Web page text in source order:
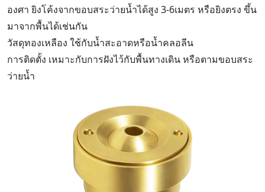
องศา ยิงโค้งจากขอบสระว่ายน้ำได้สูง 3-6เมตร หรือยิงตรง ขึ้น
มาจากพื้นได้เช่นกัน
วัสดุทองเหลือง ใช้กับน้ำสะอาดหรือน้ำคลอลีน
การติดตั้ง เหมาะกับการฝังไว้กับพื้นทางเดิน หรือตามขอบสระ
ว่ายน้ำ